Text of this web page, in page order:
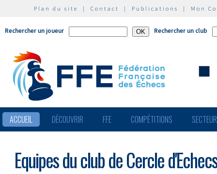
Plan du site | Contact | Publications | Mon
Rechercher un joueur Rechercher un club
ACCUEIL DÉCOUVRIR FFE COMPÉTITIONS
Equipes du club de Cercle